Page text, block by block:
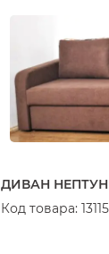
ДИВАН НЕПТУН
Код товара: 13115